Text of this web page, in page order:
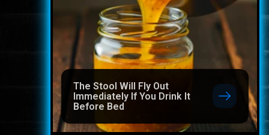
The Stool Will Fly Out
Immediately If You Drink It
Before Bed